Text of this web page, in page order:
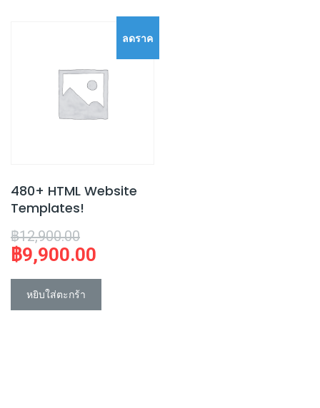
ลดราค
480+ HTML Website
Templates!
฿12,900.00
price
฿9,900.00
฿9,900.00.
หยิบใส่ตะกร้า